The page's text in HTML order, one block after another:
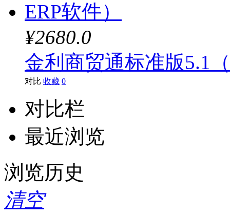
¥2680.0
金利商贸通标准版5.1
对比 收藏 0
对比栏
最近浏览
浏览历史
清空